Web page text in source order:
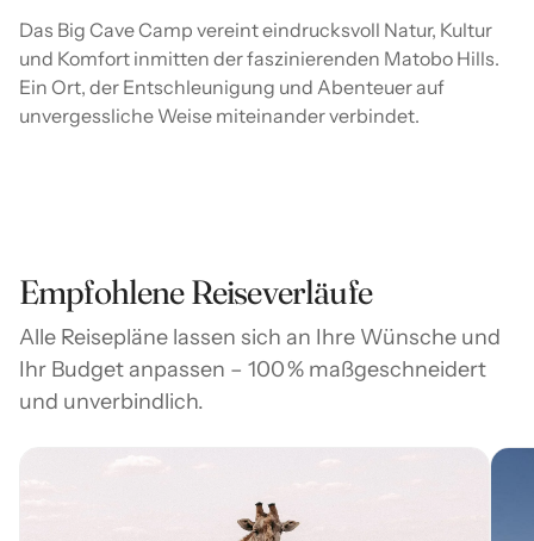
Das Big Cave Camp vereint eindrucksvoll Natur, Kultur
und Komfort inmitten der faszinierenden Matobo Hills.
Ein Ort, der Entschleunigung und Abenteuer auf
unvergessliche Weise miteinander verbindet.
Empfohlene Reiseverläufe
Alle Reisepläne lassen sich an Ihre Wünsche und
Ihr Budget anpassen – 100 % maßgeschneidert
und unverbindlich.